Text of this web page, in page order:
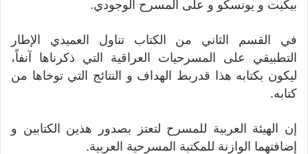
بيكيت و يونسكو و على المسرح الوجودي.
في القسم الثاني من الكتاب تناول العميدي الإطار
التطبيقي على المسرحيات العراقية التي ذكرناها آنفاً،
ليكون بكتابه هذا قدربط الهداف و النتائج التي توخاها من
كتابه.
إن الهيئة العربية للمسرح لتعتز بصدور هذين الكتابين و
إضافتهما الوازنة للمكتبة المسرحية العربية.